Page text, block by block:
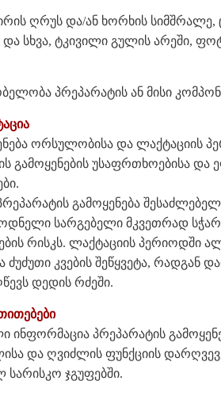
ღრუს და/ან ხორხის სიმშრალე,
სხვა, ტკივილი გულის არეში,
პრეპარატის ან მისი
ორსულობისა და ლაქტაციის
გამოყენების უსაფრთხოებისა
გამოყენება
სარგებელი მკვეთრად
რისკს. ლაქტაციის პერიოდში
ძუძუთი კვების შეწყვეტა,
დედის რძეში.
ინფორმაცია პრეპარატის
და ღვიძლის ფუნქციის
სარისკო ჯგუფებში.